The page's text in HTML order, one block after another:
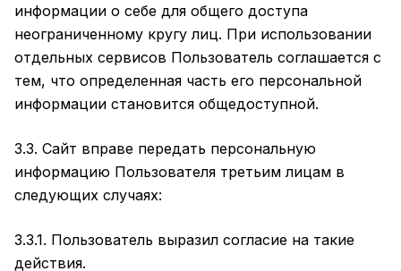
информации о себе для общего доступа
неограниченному кругу лиц. При использовании
отдельных сервисов Пользователь соглашается с
тем, что определенная часть его персональной
информации становится общедоступной.
3.3. Сайт вправе передать персональную
информацию Пользователя третьим лицам в
следующих случаях:
3.3.1. Пользователь выразил согласие на такие
действия.